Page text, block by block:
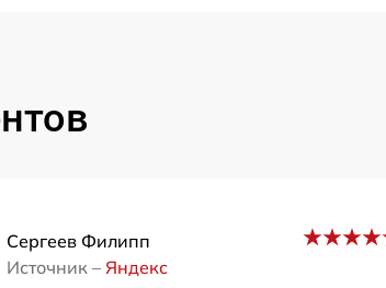
Сергеев Филипп
Источник – Яндекс